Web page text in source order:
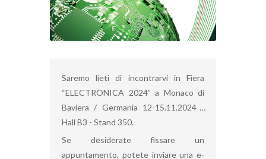
Saremo lieti di incontrarvi in Fiera
“ELECTRONICA 2024” a Monaco di
Baviera / Germania 12-15.11.2024 -
Hall B3 - Stand 350.
Se desiderate fissare un
appuntamento, potete inviare una e-